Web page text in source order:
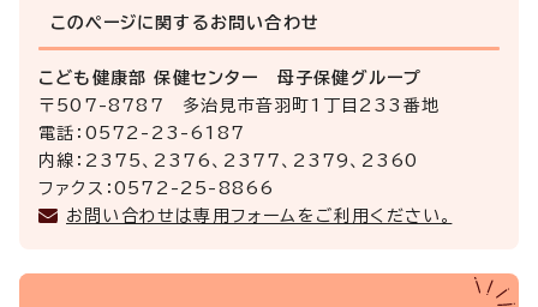
このページに関する お問い合わせ
こども健康部 保健センター 母子保健グループ
〒507-8787 多治見市音羽町1丁目233番地
電話：0572-23-6187
内線：2375、2376、2377、2379、2360
ファクス：0572-25-8866
お問い合わせは専用フォームをご利用ください。